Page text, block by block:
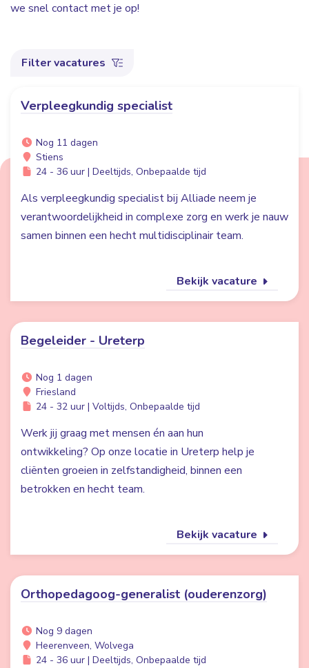
we snel contact met je op!
Filter vacatures
Verpleegkundig specialist
Nog 11 dagen
Stiens
24 - 36 uur | Deeltijds, Onbepaalde tijd
Als verpleegkundig specialist bij Alliade neem je
verantwoordelijkheid in complexe zorg en werk je nauw
samen binnen een hecht multidisciplinair team.
Bekijk vacature
Begeleider - Ureterp
Nog 1 dagen
Friesland
24 - 32 uur | Voltijds, Onbepaalde tijd
Werk jij graag met mensen én aan hun
ontwikkeling? Op onze locatie in Ureterp help je
cliënten groeien in zelfstandigheid, binnen een
betrokken en hecht team.
Bekijk vacature
Orthopedagoog-generalist (ouderenzorg)
Nog 9 dagen
Heerenveen, Wolvega
24 - 36 uur | Deeltijds, Onbepaalde tijd